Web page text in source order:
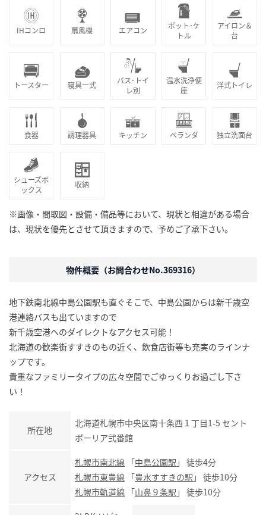
IHコンロ 扇風機 エアコン
ポット･ケ
トル
アイロン＆
台
トースター 寝具一式
バス･トイ
レ別
温水洗浄便
座
洋式トイレ
食器 調理器具 キッチン ベランダ 独立洗面台
シューズボ
ックス
収納
※画像・間取図・設備・備品等において、現状と相違がある場合
は、現状を優先とさせて頂きますので、予めご了承下さい。
物件概要（お問合わせNo.369316）
地下鉄南北線中島公園駅も直ぐそこで、中島公園からは新千歳空
港連絡バスも出ていますので
新千歳空港へのダイレクトなアクセス可能！
北海道の歓楽街すすきのもの近く、飲食店街等も充実のラインナ
ップです。
貴重なファミリータイプの広々空間でごゆっくりお過ごし下さ
い！
所在地
北海道札幌市中央区南十条西１丁目1-5 セント
ポーリア弐番館
アクセス
札幌市南北線 「中島公園駅 」 徒歩4分
札幌市東豊線 「豊水すすきの駅 」 徒歩10分
札幌市軌道線 「山鼻９条駅 」 徒歩10分